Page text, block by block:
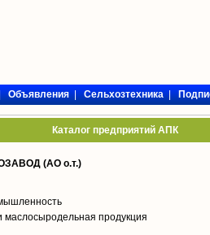
Объявления|Сельхозтехника|
Каталог предприятий АПК
(АО о.т.)
маслосыродельная продукция